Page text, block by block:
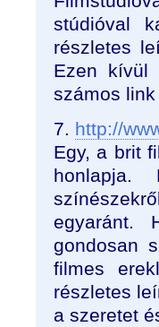
stúdióval
részletes
Ezen kívül
számos
7. http://
Egy, a brit
honlapja.
egyaránt.
gondosan
filmes
részletes
a szeretet